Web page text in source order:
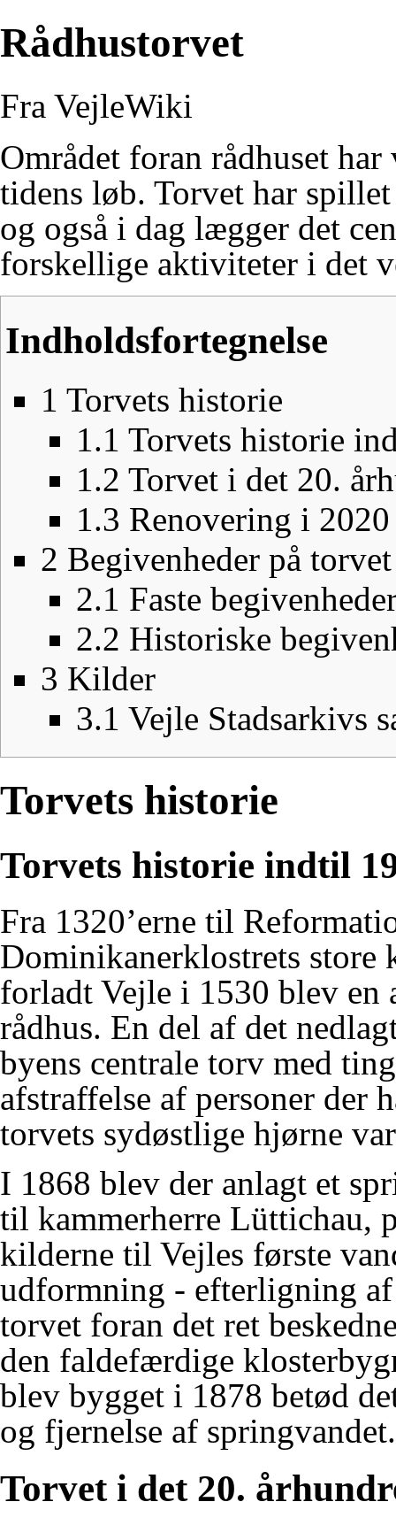
Rådhustorvet
Fra VejleWiki
Området foran rådhuset har
tidens løb. Torvet har
og også i dag lægger det
forskellige aktiviteter i det
Indholdsfortegnelse
1 Torvets historie
1.1 Torvets historie
1.2 Torvet i det 20.
1.3 Renovering i 2020
2 Begivenheder på torvet
2.1 Faste
2.2 Historiske
3 Kilder
3.1 Vejle Stadsarkivs
Torvets historie
Torvets historie indtil
Fra 1320’erne til
Dominikanerklostrets store
forladt Vejle i 1530 blev en
rådhus. En del af det
byens centrale torv med
afstraffelse af personer der
torvets sydøstlige hjørne
I 1868 blev der anlagt et
til kammerherre Lüttichau,
kilderne til Vejles første
udformning - efterligning
torvet foran det ret
den faldefærdige
blev bygget i 1878 betød
og fjernelse af springvandet.
Torvet i det 20.